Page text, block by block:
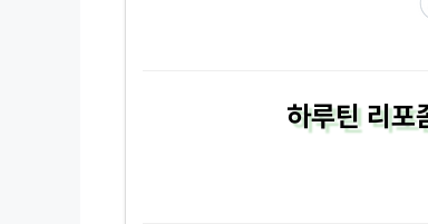
하루틴 리